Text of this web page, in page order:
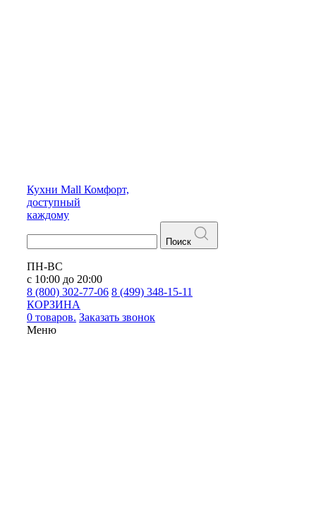
Кухни Mall Комфорт,
доступный
каждому
Поиск
ПН-ВС
с 10:00 до 20:00
8 (800) 302-77-06 8 (499) 348-15-11
КОРЗИНА
0 товаров. Заказать звонок
Меню